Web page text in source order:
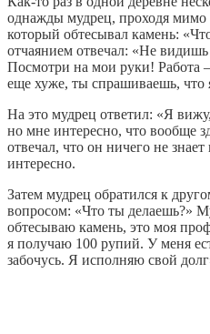
однажды мудрец, проходя мимо
который обтесывал камень:
отчаянием отвечал: «Не
Посмотри на мои руки! Работа
еще хуже, ты спрашиваешь, что
На это мудрец ответил: «Я
но мне интересно, что вообще
отвечал, что он ничего не
интересно.
Затем мудрец обратился к
вопросом: «Что ты делаешь?»
обтесываю камень, это моя
я получаю 100 рупий. У меня
забочусь. Я исполняю свой